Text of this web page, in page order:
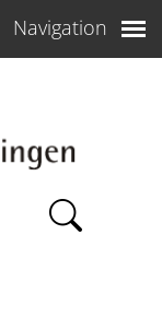
Navigation